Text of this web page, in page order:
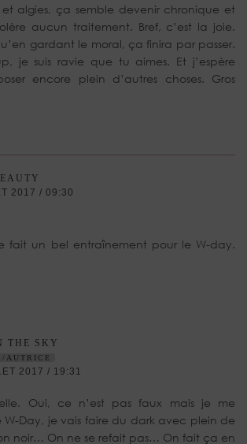
et algies, ça semble devenir chronique et
aucun traitement. Bref, c’est la joie.
gardant le moral, ça finira par passer.
je suis ravie que tu aimes. Et j’espère
encore plein d’autres choses. Gros
2017 / 09:30
fait un bel entraînement pour le W-day.
THE SKY
AUTRICE
2017 / 19:31
Oui, ce n’est pas faux mais je me
W-Day, je vais faire du dark avec plein de
noir… On ne se refait pas… On fait ça en